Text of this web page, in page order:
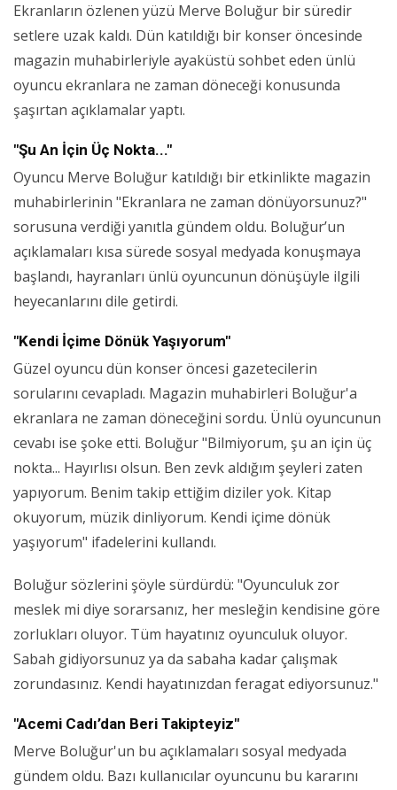
Ekranların özlenen yüzü Merve Boluğur bir süredir
setlere uzak kaldı. Dün katıldığı bir konser öncesinde
magazin muhabirleriyle ayaküstü sohbet eden ünlü
oyuncu ekranlara ne zaman döneceği konusunda
şaşırtan açıklamalar yaptı.
"Şu An İçin Üç Nokta..."
Oyuncu Merve Boluğur katıldığı bir etkinlikte magazin
muhabirlerinin "Ekranlara ne zaman dönüyorsunuz?"
sorusuna verdiği yanıtla gündem oldu. Boluğur’un
açıklamaları kısa sürede sosyal medyada konuşmaya
başlandı, hayranları ünlü oyuncunun dönüşüyle ilgili
heyecanlarını dile getirdi.
"Kendi İçime Dönük Yaşıyorum"
Güzel oyuncu dün konser öncesi gazetecilerin
sorularını cevapladı. Magazin muhabirleri Boluğur'a
ekranlara ne zaman döneceğini sordu. Ünlü oyuncunun
cevabı ise şoke etti. Boluğur "Bilmiyorum, şu an için üç
nokta... Hayırlısı olsun. Ben zevk aldığım şeyleri zaten
yapıyorum. Benim takip ettiğim diziler yok. Kitap
okuyorum, müzik dinliyorum. Kendi içime dönük
yaşıyorum" ifadelerini kullandı.
Boluğur sözlerini şöyle sürdürdü: "Oyunculuk zor
meslek mi diye sorarsanız, her mesleğin kendisine göre
zorlukları oluyor. Tüm hayatınız oyunculuk oluyor.
Sabah gidiyorsunuz ya da sabaha kadar çalışmak
zorundasınız. Kendi hayatınızdan feragat ediyorsunuz."
"Acemi Cadı’dan Beri Takipteyiz"
Merve Boluğur'un bu açıklamaları sosyal medyada
gündem oldu. Bazı kullanıcılar oyuncunu bu kararını